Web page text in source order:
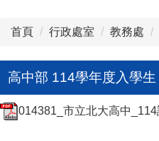
首頁 行政處室 教務處
高中部 114學年度入學
014381_市立北大高中